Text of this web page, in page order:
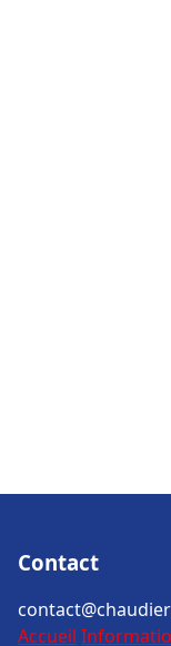
Contact
Accueil